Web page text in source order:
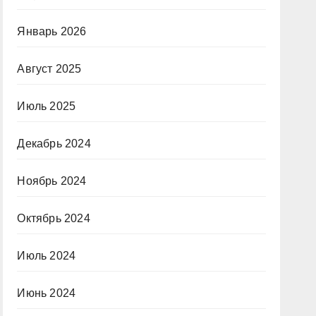
Январь 2026
Август 2025
Июль 2025
Декабрь 2024
Ноябрь 2024
Октябрь 2024
Июль 2024
Июнь 2024